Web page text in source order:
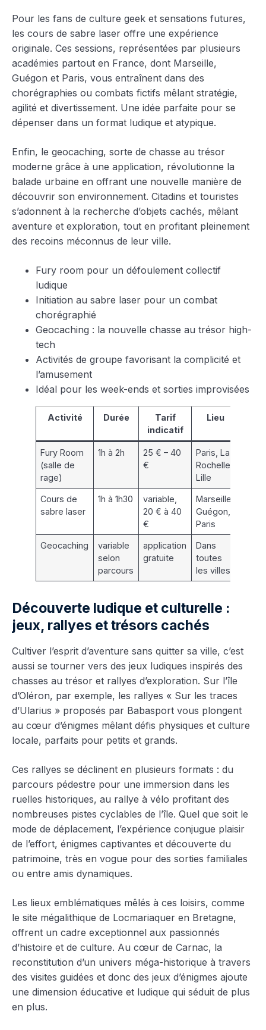
Pour les fans de culture geek et sensations futures,
les cours de sabre laser offre une expérience
originale. Ces sessions, représentées par plusieurs
académies partout en France, dont Marseille,
Guégon et Paris, vous entraînent dans des
chorégraphies ou combats fictifs mêlant stratégie,
agilité et divertissement. Une idée parfaite pour se
dépenser dans un format ludique et atypique.
Enfin, le geocaching, sorte de chasse au trésor
moderne grâce à une application, révolutionne la
balade urbaine en offrant une nouvelle manière de
découvrir son environnement. Citadins et touristes
s’adonnent à la recherche d’objets cachés, mêlant
aventure et exploration, tout en profitant pleinement
des recoins méconnus de leur ville.
Fury room pour un défoulement collectif
ludique
Initiation au sabre laser pour un combat
chorégraphié
Geocaching : la nouvelle chasse au trésor high-
tech
Activités de groupe favorisant la complicité et
l’amusement
Idéal pour les week-ends et sorties improvisées
Activité Durée
Tarif
indicatif
Lieu
Fury Room
(salle de
rage)
1h à 2h
25 € – 40
€
Paris, La
Rochelle,
Lille
Cours de
sabre laser
1h à 1h30
variable,
20 € à 40
€
Marseille,
Guégon,
Paris
Geocaching
variable
selon
parcours
application
gratuite
Dans
toutes
les villes
Découverte ludique et culturelle :
jeux, rallyes et trésors cachés
Cultiver l’esprit d’aventure sans quitter sa ville, c’est
aussi se tourner vers des jeux ludiques inspirés des
chasses au trésor et rallyes d’exploration. Sur l’île
d’Oléron, par exemple, les rallyes « Sur les traces
d’Ularius » proposés par Babasport vous plongent
au cœur d’énigmes mêlant défis physiques et culture
locale, parfaits pour petits et grands.
Ces rallyes se déclinent en plusieurs formats : du
parcours pédestre pour une immersion dans les
ruelles historiques, au rallye à vélo profitant des
nombreuses pistes cyclables de l’île. Quel que soit le
mode de déplacement, l’expérience conjugue plaisir
de l’effort, énigmes captivantes et découverte du
patrimoine, très en vogue pour des sorties familiales
ou entre amis dynamiques.
Les lieux emblématiques mêlés à ces loisirs, comme
le site mégalithique de Locmariaquer en Bretagne,
offrent un cadre exceptionnel aux passionnés
d’histoire et de culture. Au cœur de Carnac, la
reconstitution d’un univers méga-historique à travers
des visites guidées et donc des jeux d’énigmes ajoute
une dimension éducative et ludique qui séduit de plus
en plus.